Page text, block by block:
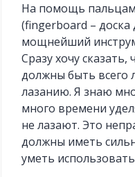
На помощь
(fingerboard – доска
мощнейший
Сразу хочу
должны быть всего
лазанию. Я знаю
много времени
не лазают. Это
должны иметь
уметь